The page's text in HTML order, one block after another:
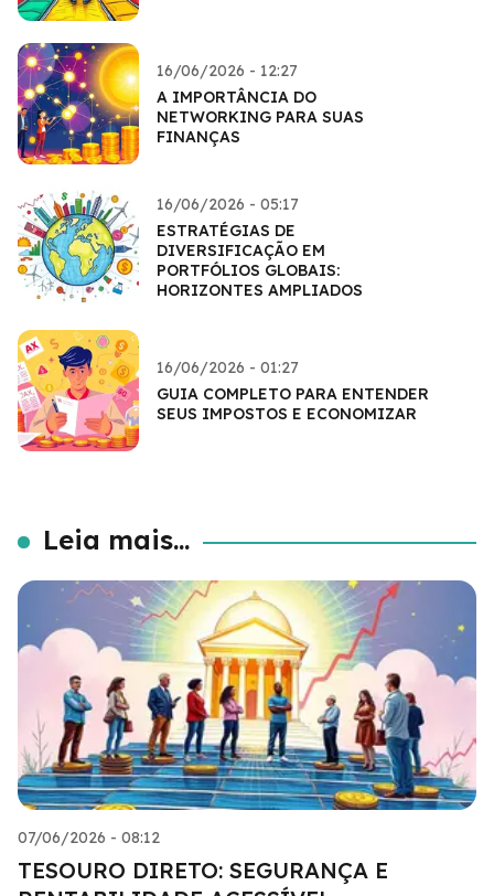
16/06/2026 - 12:27
A IMPORTÂNCIA DO
NETWORKING PARA SUAS
FINANÇAS
16/06/2026 - 05:17
ESTRATÉGIAS DE
DIVERSIFICAÇÃO EM
PORTFÓLIOS GLOBAIS:
HORIZONTES AMPLIADOS
16/06/2026 - 01:27
GUIA COMPLETO PARA ENTENDER
SEUS IMPOSTOS E ECONOMIZAR
Leia mais...
07/06/2026 - 08:12
TESOURO DIRETO: SEGURANÇA E